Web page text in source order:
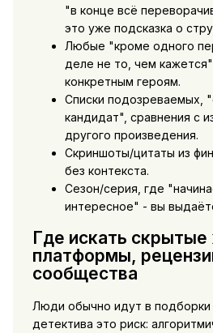
"в конце всё
это уже подсказка о
Любые "кроме одного
деле не то, чем кажется"
конкретным героям.
Списки подозреваемых,
кандидат", сравнения с
другого произведения.
Скриншоты/цитаты из
без контекста.
Сезон/серия, где
интересное" - вы
Где искать
платформы,
сообщества
Люди обычно идут в
детектива это риск: